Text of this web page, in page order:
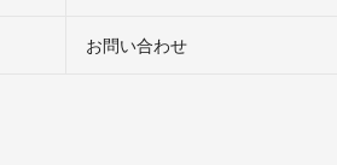
お問い合わせ